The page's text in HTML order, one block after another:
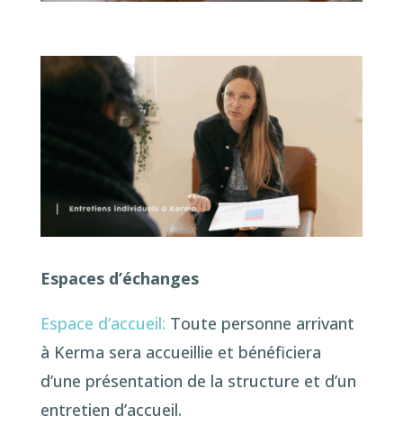
Espaces d’échanges
Espace d’accueil: Toute personne arrivant
à Kerma sera accueillie et bénéficiera
d’une présentation de la structure et d’un
entretien d’accueil.